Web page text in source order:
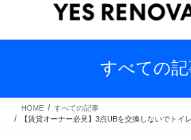
すべての記
HOME
すべての記事
【賃貸オーナー必見】3点UBを交換しないでトイ